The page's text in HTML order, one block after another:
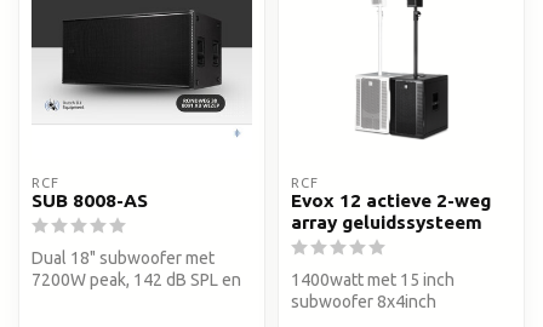
RCF
SUB 8008-AS
Dual 18" subwoofer met
7200W peak, 142 dB SPL en
RCF
Evox 12 actieve 2-weg
array geluidssysteem
1400watt met 15 inch
subwoofer 8x4inch